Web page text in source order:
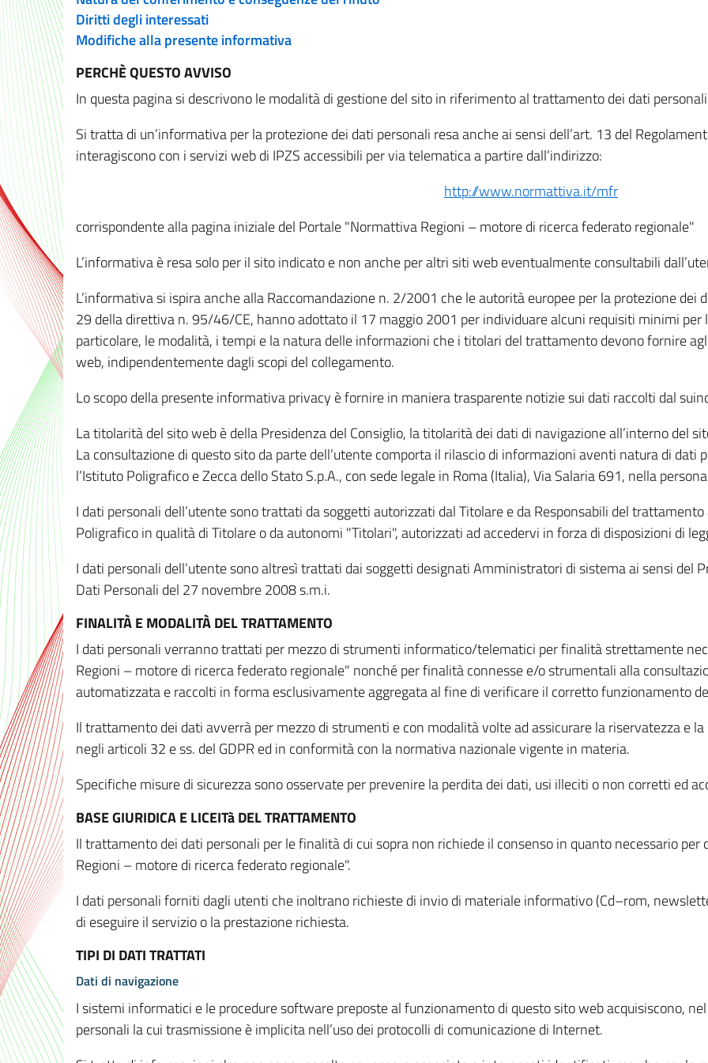
Diritti degli interessati
Modifiche alla presente informativa
PERCHÈ QUESTO AVVISO
In questa pagina si descrivono le modalità di gestione del sito in riferimento al trattamento dei dati
Si tratta di un’informativa per la protezione dei dati personali resa anche ai sensi dell’art. 13 del
interagiscono con i servizi web di IPZS accessibili per via telematica a partire dall’indirizzo:
http://www.normattiva.it/mfr
corrispondente alla pagina iniziale del Portale "Normattiva Regioni – motore di ricerca federato regionale"
L’informativa è resa solo per il sito indicato e non anche per altri siti web eventualmente consultabili
L’informativa si ispira anche alla Raccomandazione n. 2/2001 che le autorità europee per la protezione dei
29 della direttiva n. 95/46/CE, hanno adottato il 17 maggio 2001 per individuare alcuni requisiti minimi
particolare, le modalità, i tempi e la natura delle informazioni che i titolari del trattamento devono fornire
web, indipendentemente dagli scopi del collegamento.
Lo scopo della presente informativa privacy è fornire in maniera trasparente notizie sui dati raccolti dal
La titolarità del sito web è della Presidenza del Consiglio, la titolarità dei dati di navigazione all’interno del
La consultazione di questo sito da parte dell’utente comporta il rilascio di informazioni aventi natura di
l’Istituto Poligrafico e Zecca dello Stato S.p.A., con sede legale in Roma (Italia), Via Salaria 691, nella
I dati personali dell’utente sono trattati da soggetti autorizzati dal Titolare e da Responsabili del
Poligrafico in qualità di Titolare o da autonomi "Titolari", autorizzati ad accedervi in forza di disposizioni di
I dati personali dell’utente sono altresì trattati dai soggetti designati Amministratori di sistema ai sensi del
Dati Personali del 27 novembre 2008 s.m.i.
FINALITÀ E MODALITÀ DEL TRATTAMENTO
I dati personali verranno trattati per mezzo di strumenti informatico/telematici per finalità strettamente
Regioni – motore di ricerca federato regionale" nonché per finalità connesse e/o strumentali alla
automatizzata e raccolti in forma esclusivamente aggregata al fine di verificare il corretto funzionamento
Il trattamento dei dati avverrà per mezzo di strumenti e con modalità volte ad assicurare la riservatezza e
negli articoli 32 e ss. del GDPR ed in conformità con la normativa nazionale vigente in materia.
Specifiche misure di sicurezza sono osservate per prevenire la perdita dei dati, usi illeciti o non corretti ed
BASE GIURIDICA E LICEITà DEL TRATTAMENTO
Il trattamento dei dati personali per le finalità di cui sopra non richiede il consenso in quanto necessario
Regioni – motore di ricerca federato regionale".
I dati personali forniti dagli utenti che inoltrano richieste di invio di materiale informativo (Cd–rom,
di eseguire il servizio o la prestazione richiesta.
TIPI DI DATI TRATTATI
Dati di navigazione
I sistemi informatici e le procedure software preposte al funzionamento di questo sito web acquisiscono,
personali la cui trasmissione è implicita nell’uso dei protocolli di comunicazione di Internet.